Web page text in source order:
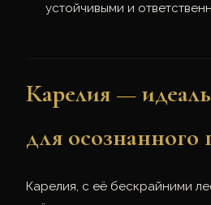
устойчивыми и
Карелия —
для осознанного
Карелия, с её бескрайними